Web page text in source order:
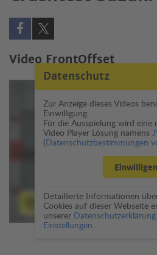
Auf Facebook teilen (öffnet in neuem
Auf X teilen (öffnet in neuem
Video FrontOffset
Datenschutz
Zur Anzeige dieses Videos
Einwilligung.
Für die Ausspielung wird eine
Video Player Lösung namens
(Datenschutzbestimmungen
Einwilligen
Detaillierte Informationen
Cookies auf dieser Webseite
unserer Datenschutzerklärung
Einstellungen.